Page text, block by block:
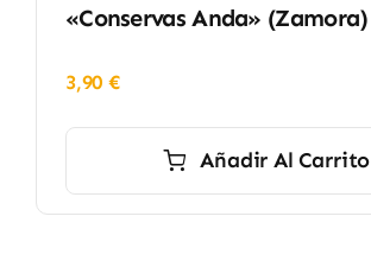
«Conservas Anda» (Zamora)
3,90€
Añadir Al Carrito